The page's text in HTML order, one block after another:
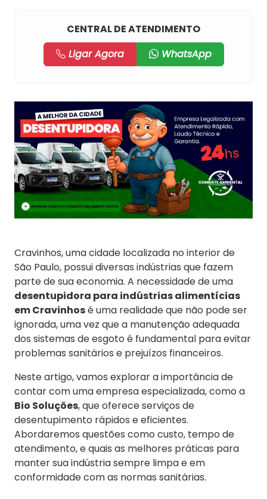
CENTRAL DE ATENDIMENTO
Ligar Agora
WhatsApp
Cravinhos, uma cidade localizada no interior de
São Paulo, possui diversas indústrias que fazem
parte de sua economia. A necessidade de uma
desentupidora para indústrias alimentícias
em Cravinhosé uma realidade que não pode ser
ignorada, uma vez que a manutenção adequada
dos sistemas de esgoto é fundamental para evitar
problemas sanitários e prejuízos financeiros.
Neste artigo, vamos explorar a importância de
contar com uma empresa especializada, como a
Bio Soluções, que oferece serviços de
desentupimento rápidos e eficientes.
Abordaremos questões como custo, tempo de
atendimento, e quais as melhores práticas para
manter sua indústria sempre limpa e em
conformidade com as normas sanitárias.